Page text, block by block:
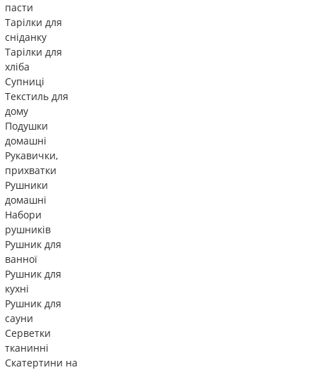
пасти
Тарілки для
сніданку
Тарілки для
хліба
Супниці
Текстиль для
дому
Подушки
домашні
Рукавички,
прихватки
Рушники
домашні
Набори
рушників
Рушник для
ванної
Рушник для
кухні
Рушник для
сауни
Серветки
тканинні
Скатертини на